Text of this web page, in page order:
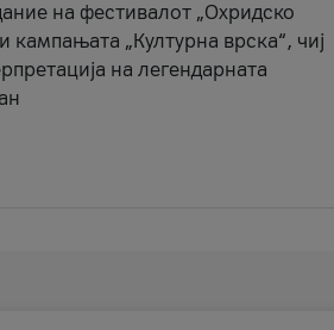
на фестивалот „Охридско
кампањата „Културна врска“, чиј
на легендарната